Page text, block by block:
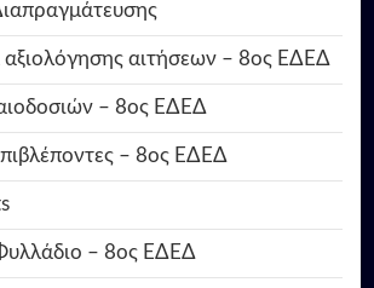
αιτήσεων – 8ος ΕΔΕΔ
– 8ος ΕΔΕΔ
– 8ος ΕΔΕΔ
– 8ος ΕΔΕΔ